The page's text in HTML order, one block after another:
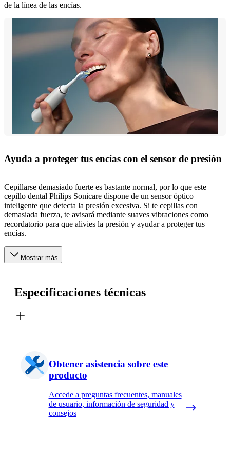
de la línea de las encías.
Ayuda a proteger tus encías con el sensor de presión
Cepillarse demasiado fuerte es bastante normal, por lo que este
cepillo dental Philips Sonicare dispone de un sensor óptico
inteligente que detecta la presión excesiva. Si te cepillas con
demasiada fuerza, te avisará mediante suaves vibraciones como
recordatorio para que alivies la presión y ayudar a proteger tus
encías.
Mostrar más
Especificaciones técnicas
Obtener asistencia sobre este
producto
Accede a preguntas frecuentes, manuales
de usuario, información de seguridad y
consejos